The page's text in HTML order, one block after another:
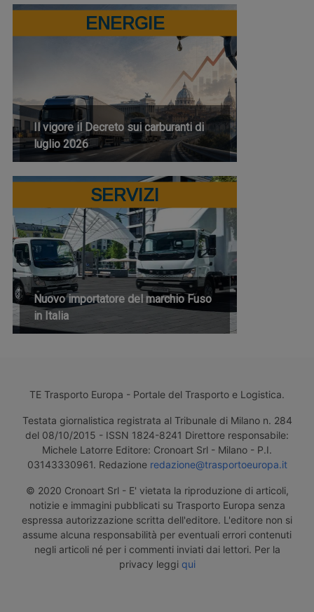
ENERGIE
Il vigore il Decreto sui carburanti di
luglio 2026
SERVIZI
Nuovo importatore del marchio Fuso
in Italia
TE Trasporto Europa - Portale del Trasporto e Logistica.
Testata giornalistica registrata al Tribunale di Milano n. 284
del 08/10/2015 - ISSN 1824-8241 Direttore responsabile:
Michele Latorre Editore: Cronoart Srl - Milano - P.I.
03143330961. Redazione redazione@trasportoeuropa.it
© 2020 Cronoart Srl - E' vietata la riproduzione di articoli,
notizie e immagini pubblicati su Trasporto Europa senza
espressa autorizzazione scritta dell'editore. L'editore non si
assume alcuna responsabilità per eventuali errori contenuti
negli articoli né per i commenti inviati dai lettori. Per la
privacy leggi qui